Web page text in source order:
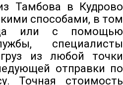
Тамбова в Кудрово
способами, в том
или с помощью
специалисты
из любой точки
отправки по
Точная стоимость